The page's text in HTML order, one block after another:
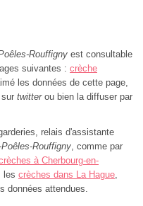
Rouffigny est consultable
suivantes : crèche
les données de cette page,
twitterou bien la diffuser par
relais d'assistante
Rouffigny, comme par
à Cherbourg-en-
les crèches dans La Hague,
données attendues.